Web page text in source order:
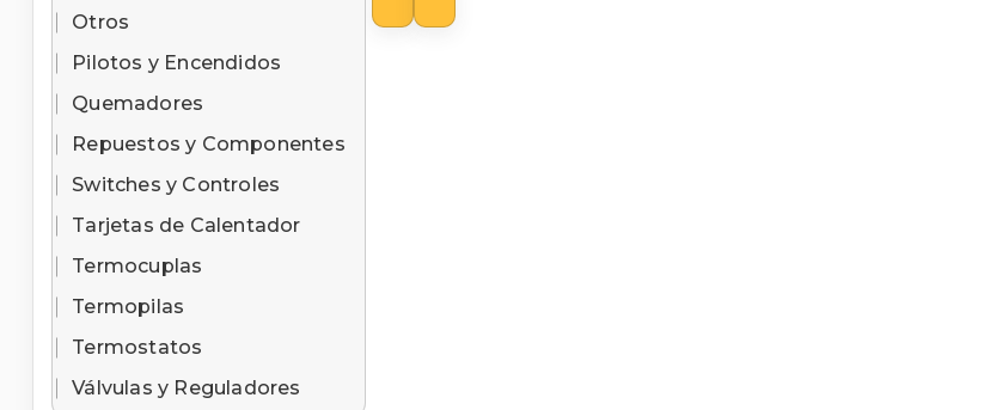
Otros
Pilotos y Encendidos
Quemadores
Repuestos y Componentes
Switches y Controles
Tarjetas de Calentador
Termocuplas
Termopilas
Termostatos
Válvulas y Reguladores